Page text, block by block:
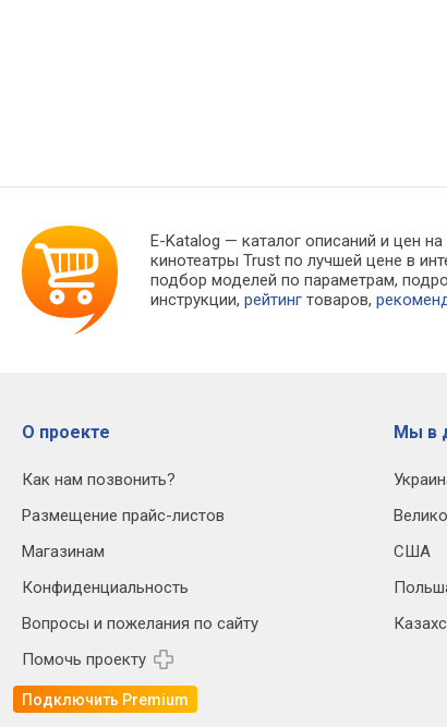
E-Katalog — каталог описаний и цен
кинотеатры Trust по лучшей цене в
подбор моделей по параметрам,
инструкции,рейтинг товаров,
О проекте
Как нам позвонить?
Размещение прайс-листов
Магазинам
Конфиденциальность
Вопросы и пожелания по сайту
Помочь проекту
Подключить Premium
Мы в
США